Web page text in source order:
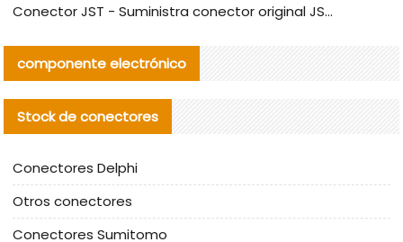
Conector JST - Suministra conector original JST GHR-09V-S | productos alternativos
componente electrónico
Stock de conectores
Conectores Delphi
Otros conectores
Conectores Sumitomo